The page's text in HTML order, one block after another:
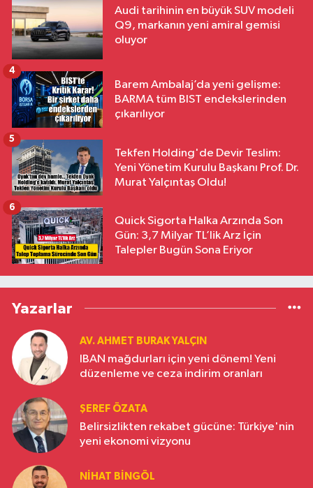
Audi tarihinin en büyük SUV modeli
Q9, markanın yeni amiral gemisi
oluyor
Barem Ambalaj’da yeni gelişme:
BARMA tüm BIST endekslerinden
çıkarılıyor
4
Tekfen Holding'de Devir Teslim:
Yeni Yönetim Kurulu Başkanı Prof. Dr.
Murat Yalçıntaş Oldu!
5
Quick Sigorta Halka Arzında Son
Gün: 3,7 Milyar TL’lik Arz İçin
Talepler Bugün Sona Eriyor
6
Yazarlar
AV. AHMET BURAK YALÇIN
IBAN mağdurları için yeni dönem! Yeni
düzenleme ve ceza indirim oranları
ŞEREF ÖZATA
Belirsizlikten rekabet gücüne: Türkiye'nin
yeni ekonomi vizyonu
NIHAT BINGÖL